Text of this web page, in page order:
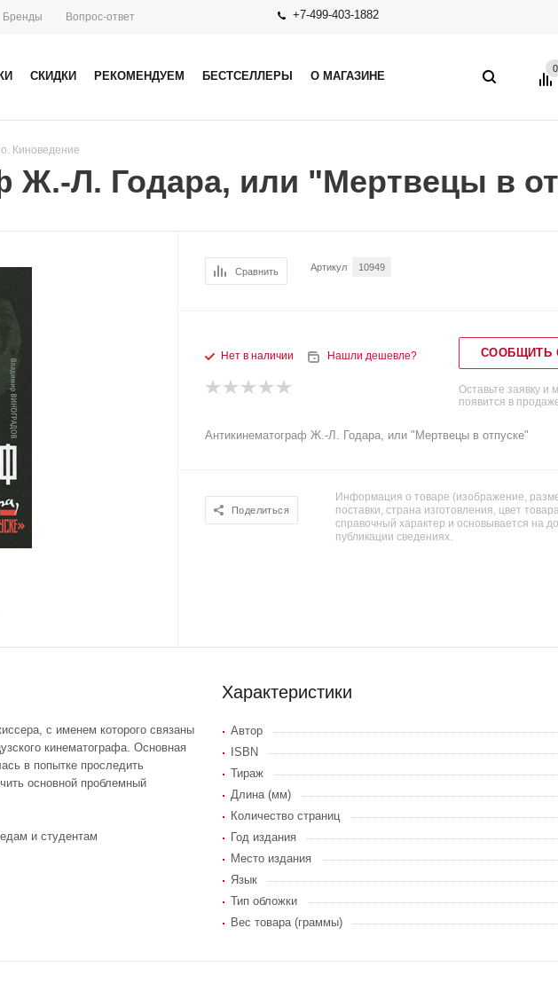
Бренды Вопрос-ответ +7-499-403-1882
СКИДКИ РЕКОМЕНДУЕМ БЕСТСЕЛЛЕРЫ О МАГАЗИНЕ
0
Киноведение
Ж.-Л. Годара, или "Мертвецы в
Сравнить Артикул 10949
Нет в наличии Нашли дешевле? СООБЩИТЬ
Оставьте заявку и
появится в
Антикинематограф Ж.-Л. Годара, или "Мертвецы в отпуске"
Поделиться
Информация о товаре (изображение,
поставки, страна изготовления, цвет
справочный характер и основывается на
публикации сведениях.
с именем которого связаны
кинематографа. Основная
в попытке проследить
основной проблемный
и студентам
Характеристики
Автор
ISBN
Тираж
Длина (мм)
Количество страниц
Год издания
Место издания
Язык
Тип обложки
Вес товара (граммы)